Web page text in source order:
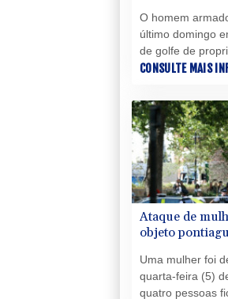
acusações
O homem
último domingo
de golfe de
Donald Trump na
presidente
enfrenta
deve se
nesta quarta-
anunciaram as
CONSULTE MAIS
Ataque de
objeto
Uma mulher foi
quarta-feira (5)
quatro pessoas